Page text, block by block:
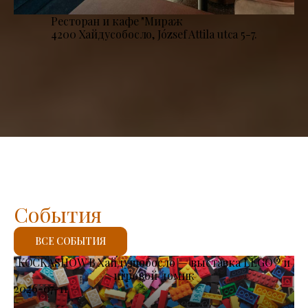
Ресторан и кафе "Мираж
4200 Хайдусобосло, József Attila utca 5-7.
KOCKASHOW В Хайдушобосло — выставка LEGO® и
игровой домик
2026-07-11
-
События
ВСЕ СОБЫТИЯ